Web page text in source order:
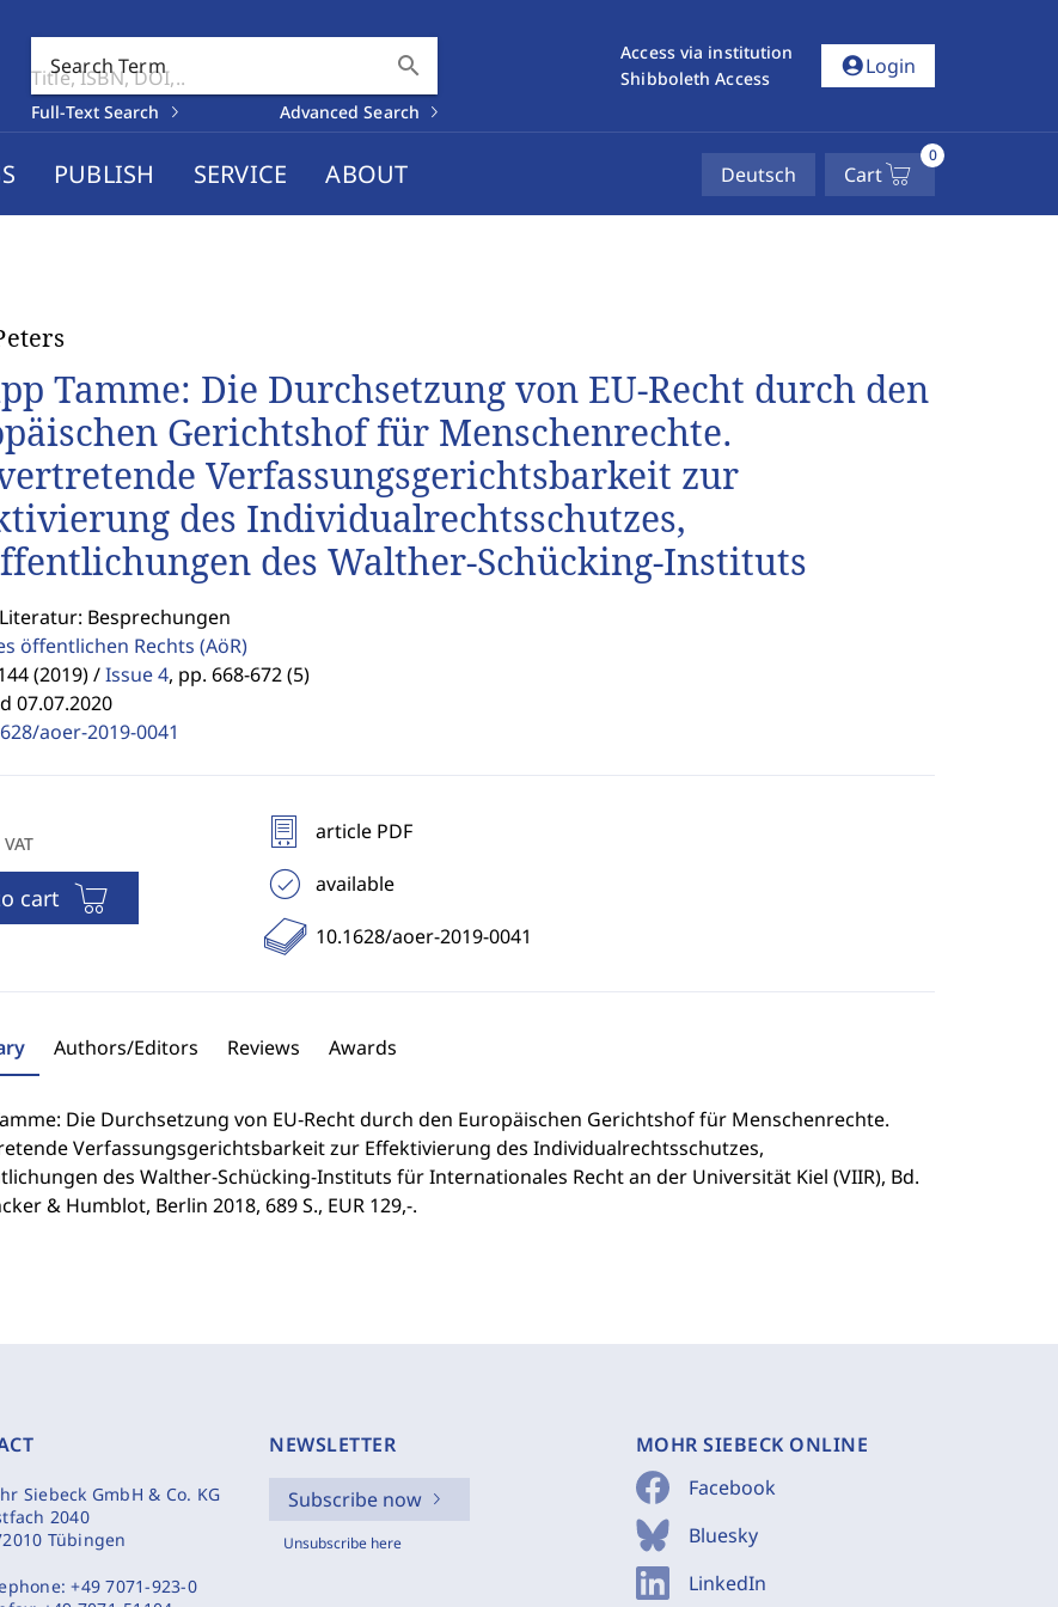
Search Term search
Full-Text Search Advanced Search
Access via institution
Shibboleth Access
account_circleLogin
PUBLISH SERVICE ABOUT Deutsch Cart
0
Tamme: Die Durchsetzung von EU‑Recht durch den
Gerichtshof für Menschenrechte.
Verfassungsgerichtsbarkeit zur
des Individualrechtsschutzes,
des Walther-Schücking-Instituts
Besprechungen
öffentlichen Rechts (AöR)
(2019) / Issue 4, pp. 668-672 (5)
07.07.2020
aoer-2019-0041
cart
article PDF
available
10.1628/aoer-2019-0041
Authors/Editors Reviews Awards
Die Durchsetzung von EU‑Recht durch den Europäischen Gerichtshof für Menschenrechte.
Verfassungsgerichtsbarkeit zur Effektivierung des Individualrechtsschutzes,
des Walther-Schücking-Instituts für Internationales Recht an der Universität Kiel (VIIR), Bd.
& Humblot, Berlin 2018, 689 S., EUR 129,-.
Siebeck GmbH & Co. KG
2040
Tübingen
+49 7071-923-0
NEWSLETTER
Subscribe now
Unsubscribe here
MOHR SIEBECK ONLINE
Facebook
Bluesky
LinkedIn